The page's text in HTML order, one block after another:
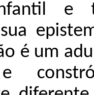
e
é um